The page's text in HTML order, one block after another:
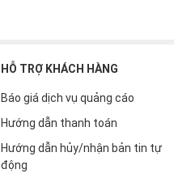
HỖ TRỢ KHÁCH HÀNG
Báo giá dịch vụ quảng cáo
Hướng dẫn thanh toán
Hướng dẫn hủy/nhận bản tin tự
động